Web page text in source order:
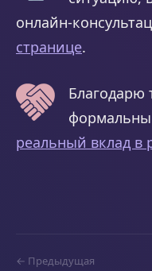
онлайн-
странице.
Благодарю
реальный вклад в
← Предыдущая